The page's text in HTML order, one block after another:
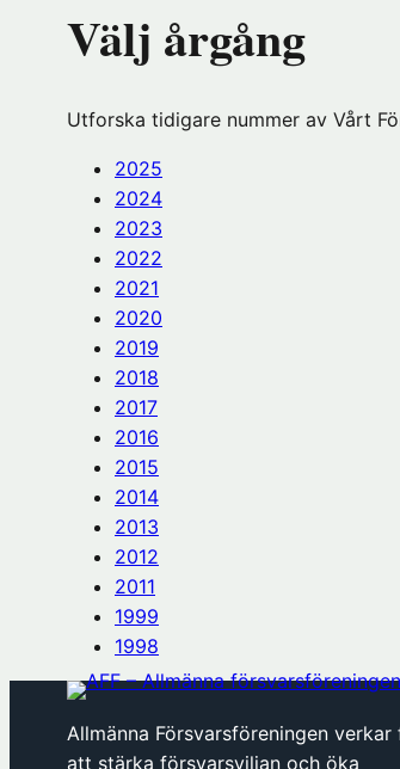
Föreningshuset)
Välj årgång
Utforska tidigare nummer av Vårt
2025
2024
2023
2022
2021
2020
2019
2018
2017
2016
2015
2014
2013
2012
2011
1999
1998
Allmänna Försvarsföreningen verkar
att stärka försvarsviljan och öka